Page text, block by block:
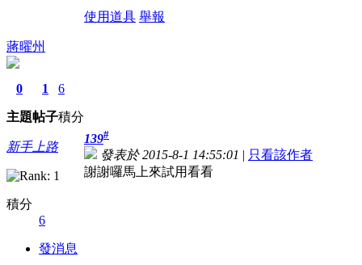
使用道具 舉報
蔣曜州
0
主題
1
帖子
6
積分
新手上路
積分
6
發消息
139#
發表於 2015-8-1 14:55:01 | 只看該作者
謝謝囉馬上來試用看看